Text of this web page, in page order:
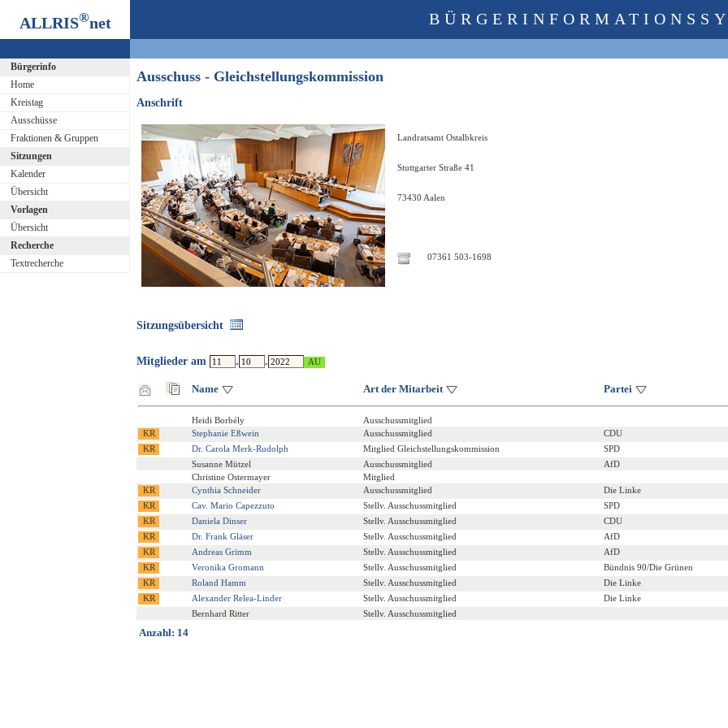
ALLRIS®net
Bürgerinfo
Home
Kreistag
Ausschüsse
Fraktionen & Gruppen
Sitzungen
Kalender
Übersicht
Vorlagen
Übersicht
Recherche
Textrecherche
Ausschuss - Gleichstellungskommission
Anschrift
Landratsamt Ostalbkreis
Stuttgarter Straße 41
73430 Aalen
07361 503-1698
Sitzungsübersicht
Mitglieder am . .
Name Art der Mitarbeit Partei
Heidi Borbély Ausschussmitglied
Stephanie Eßwein
Ausschussmitglied CDU
Dr. Carola Merk-Rudolph
Mitglied Gleichstellungskommission SPD
Susanne Mützel
Ausschussmitglied AfD
Christine Ostermayer
Mitglied
Cynthia Schneider
Ausschussmitglied Die Linke
Cav. Mario Capezzuto
Stellv. Ausschussmitglied SPD
Daniela Dinser
Stellv. Ausschussmitglied CDU
Dr. Frank Gläser
Stellv. Ausschussmitglied AfD
Andreas Grimm
Stellv. Ausschussmitglied AfD
Veronika Gromann
Stellv. Ausschussmitglied Bündnis 90/Die Grünen
Roland Hamm
Stellv. Ausschussmitglied Die Linke
Alexander Relea-Linder
Stellv. Ausschussmitglied Die Linke
Bernhard Ritter
Stellv. Ausschussmitglied
Anzahl: 14